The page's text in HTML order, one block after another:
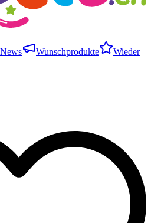
Wunschprodukte
Wieder